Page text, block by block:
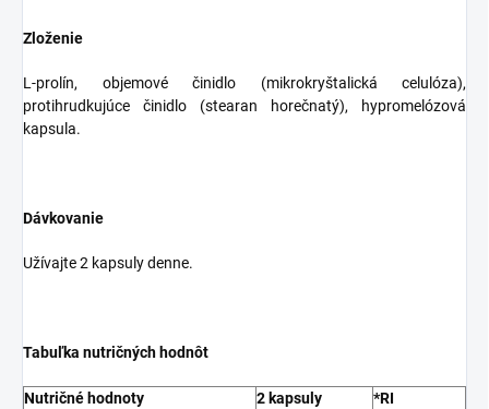
Zloženie
L-prolín, objemové činidlo (mikrokryštalická celulóza),
protihrudkujúce činidlo (stearan horečnatý), hypromelózová
kapsula.
Dávkovanie
Užívajte 2 kapsuly denne.
Tabuľka nutričných hodnôt
Nutričné hodnoty 2 kapsuly *RI